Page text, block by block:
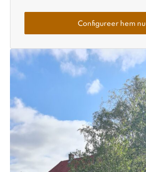
Configureer hem nu